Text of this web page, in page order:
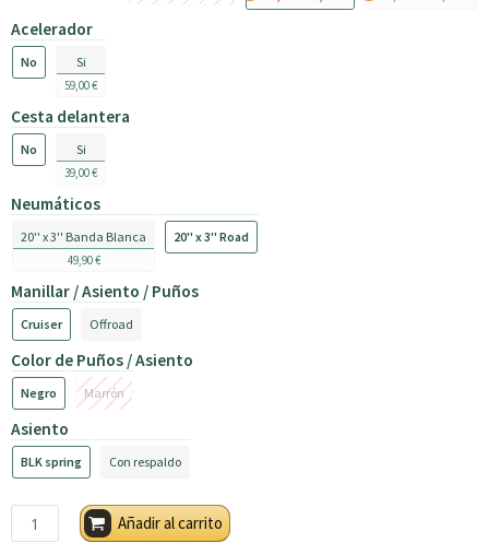
Acelerador
No Si
59,00 €
Cesta delantera
No Si
39,00 €
Neumáticos
20'' x 3'' Banda Blanca
49,90 €
20'' x 3'' Road
Manillar / Asiento / Puños
Cruiser Offroad
Color de Puños / Asiento
Negro Marrón
Asiento
BLK spring Con respaldo
Añadir al carrito